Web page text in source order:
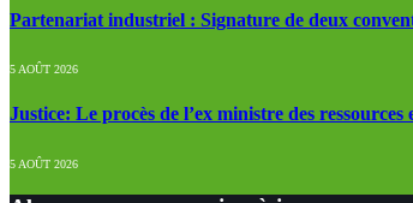
Partenariat industriel : Signature de deux
5 AOÛT 2026
Justice: Le procès de l’ex ministre des
5 AOÛT 2026